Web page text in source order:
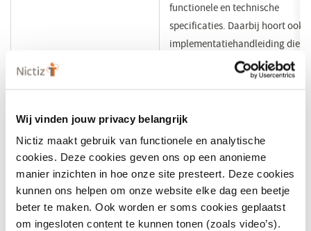
Wij vinden jouw privacy belangrijk
Nictiz maakt gebruik van functionele en analytische
cookies. Deze cookies geven ons op een anonieme
manier inzichten in hoe onze site presteert. Deze cookies
kunnen ons helpen om onze website elke dag een beetje
beter te maken. Ook worden er soms cookies geplaatst
om ingesloten content te kunnen tonen (zoals video’s).
functionele en technische
specificaties. Daarbij hoort ook
implementatiehandleiding die
voor de leveranciers mogelijk
om e.e.a. daadwerkelijk in te
Communicatiestandaarden
Standaarden voor de
van klinische en administratieve
gegevens tussen verschillende
applicaties die door
zorgprofessionals en/of
zorgorganisaties en hun